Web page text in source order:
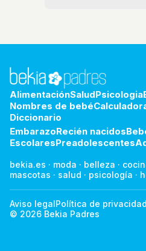
AlimentaciónSaludPsicologia
Nombres de bebé
Diccionario
EmbarazoRecién nacidos
EscolaresPreadolescentes
bekia.es · moda · belleza ·
mascotas · salud · psicología ·
Aviso legalPolítica de privacidad
© 2026 Bekia Padres